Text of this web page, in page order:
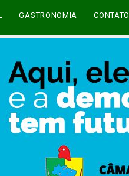
GASTRONOMIA CONTATO